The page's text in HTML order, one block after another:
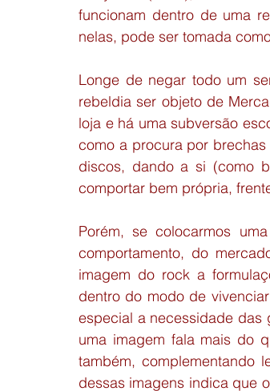
funcionam dentro de uma
nelas, pode ser tomada
Longe de negar todo um
rebeldia ser objeto de
loja e há uma subversão
como a procura por
discos, dando a si (como
comportar bem própria,
Porém, se colocarmos
comportamento, do
imagem do rock a
dentro do modo de
especial a necessidade das
uma imagem fala mais do
também, complementando
dessas imagens indica que